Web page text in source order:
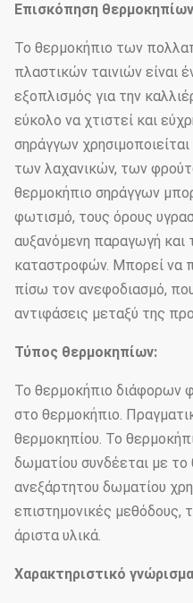
Επισκόπηση
Το θερμοκήπιο των
πλαστικών ταινιών είναι
εξοπλισμός για την
εύκολο να χτιστεί και
σηράγγων
των λαχανικών, των
θερμοκήπιο σηράγγων
φωτισμό, τους όρους
αυξανόμενη παραγωγή και
καταστροφών. Μπορεί να
πίσω τον ανεφοδιασμό,
αντιφάσεις μεταξύ της
Τύπος θερμοκηπίων:
Το θερμοκήπιο διάφορων
στο θερμοκήπιο.
θερμοκηπίου. Το
δωματίου συνδέεται με
ανεξάρτητου δωματίου
επιστημονικές μεθόδους,
άριστα υλικά.
Χαρακτηριστικό